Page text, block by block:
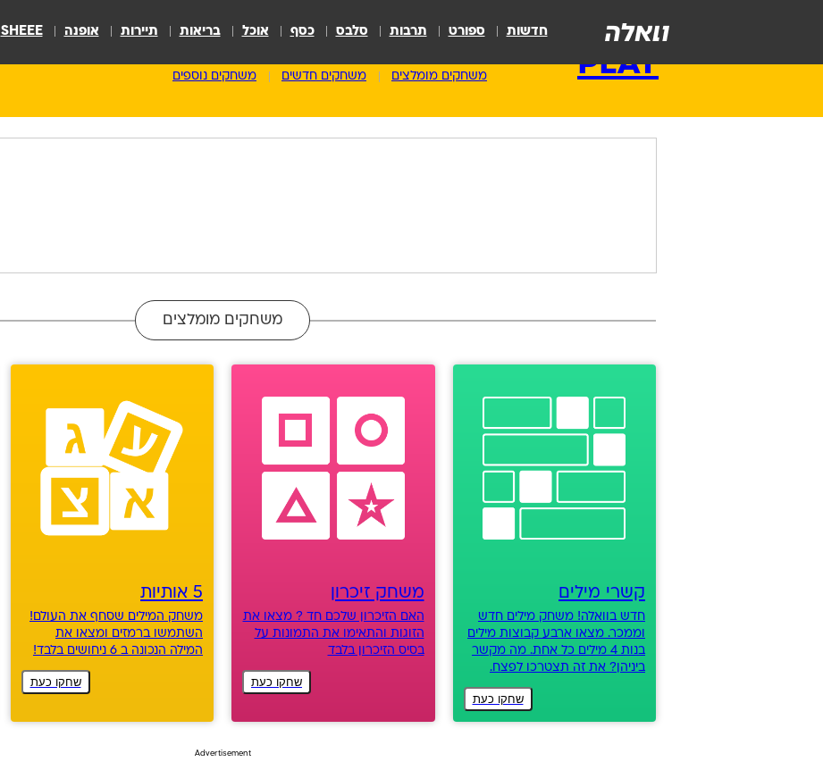
חדשות ספורט תרבות סלבס כסף אוכל בריאות תיירות אופנה SHEEE
PLAY משחקים מומלצים משחקים חדשים משחקים נוספים
משחקים מומלצים
קשרי מילים
חדש בוואלה! משחק מילים חדש
וממכר. מצאו ארבע קבוצות מילים
בנות 4 מילים כל אחת. מה מקשר
ביניהן? את זה תצטרכו לפצח.
שחקו כעת
משחק זיכרון
האם הזיכרון שלכם חד ? מצאו את
הזוגות והתאימו את התמונות על
בסיס הזיכרון בלבד
שחקו כעת
5 אותיות
משחק המילים שסחף את העולם!
השתמשו ברמזים ומצאו את
המילה הנכונה ב 6 ניחושים בלבד!
שחקו כעת